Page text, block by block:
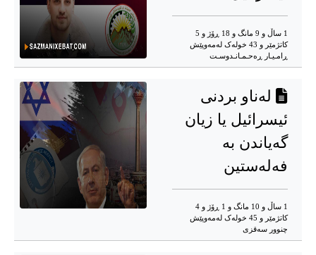
1 ساڵ و 9 مانگ و 18 ڕۆژ و 5
کاتژمێر و 43 خوله‌ک له‌مه‌وپێش‌
ڕامـیـار ڕەحـمـانـدوسـت
لەناو بردنی
ئیسرائیل یا زیان
گەیاندن بە
فەلەستین
1 ساڵ و 10 مانگ و 1 ڕۆژ و 4
کاتژمێر و 45 خوله‌ک له‌مه‌وپێش‌
چنوور سەقزی